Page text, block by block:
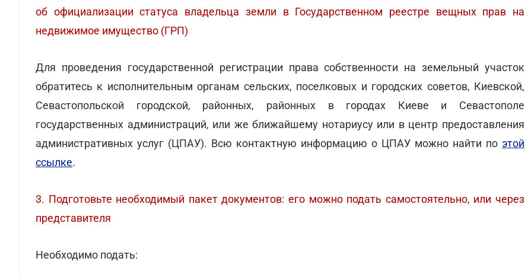
об официализации статуса владельца земли в Государственном реестре вещных прав на
недвижимое имущество (ГРП)
Для проведения государственной регистрации права собственности на земельный участок
обратитесь к исполнительным органам сельских, поселковых и городских советов, Киевской,
Севастопольской городской, районных, районных в городах Киеве и Севастополе
государственных администраций, или же ближайшему нотариусу или в центр предоставления
административных услуг (ЦПАУ). Всю контактную информацию о ЦПАУ можно найти по этой
ссылке.
3. Подготовьте необходимый пакет документов: его можно подать самостоятельно, или через
представителя
Необходимо подать: